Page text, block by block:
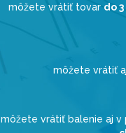
môžete vrátiť tovar do
môžete vrátiť
môžete vrátiť balenie aj v